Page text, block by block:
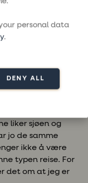
personal data
.
DENY ALL
uken, og gjestene
om vi ikke kjente
liker sjøen og
jo de samme
ikke å være
typen reise. For
det om at jeg er